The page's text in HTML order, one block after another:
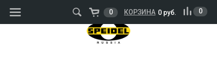
ВОЙТИ РЕГИСТРАЦИЯ
0 КОРЗИНА 0 руб. 0